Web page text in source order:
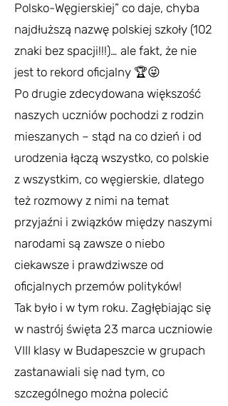
Polsko-Węgierskiej” co daje, chyba
najdłuższą nazwę polskiej szkoły (102
znaki bez spacji!!!)… ale fakt, że nie
jest to rekord oficjalny 🏆😜
Po drugie zdecydowana większość
naszych uczniów pochodzi z rodzin
mieszanych – stąd na co dzień i od
urodzenia łączą wszystko, co polskie
z wszystkim, co węgierskie, dlatego
też rozmowy z nimi na temat
przyjaźni i związków między naszymi
narodami są zawsze o niebo
ciekawsze i prawdziwsze od
oficjalnych przemów polityków!
Tak było i w tym roku. Zagłębiając się
w nastrój święta 23 marca uczniowie
VIII klasy w Budapeszcie w grupach
zastanawiali się nad tym, co
szczególnego można polecić